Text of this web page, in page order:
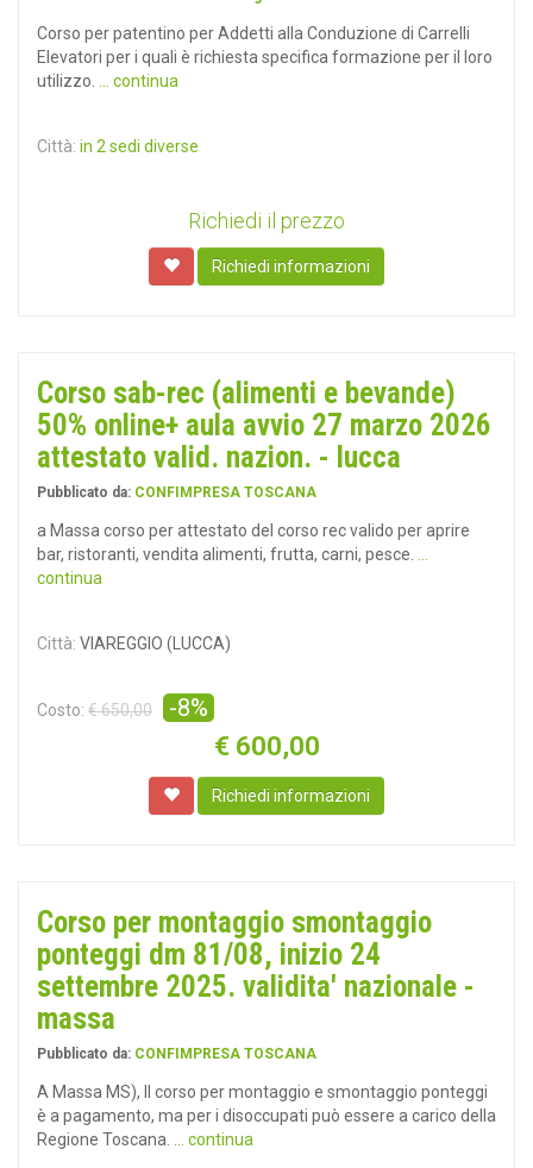
Corso per patentino per Addetti alla Conduzione di Carrelli
Elevatori per i quali è richiesta specifica formazione per il loro
utilizzo.
... continua
Città: in 2 sedi diverse
Richiedi il prezzo
Richiedi informazioni
Corso sab-rec (alimenti e bevande)
50% online+ aula avvio 27 marzo 2026
attestato valid. nazion. - lucca
Pubblicato da: CONFIMPRESA TOSCANA
a Massa corso per attestato del corso rec valido per aprire
bar, ristoranti, vendita alimenti, frutta, carni, pesce.
continua
Città: VIAREGGIO (LUCCA)
Costo: € 650,00 -8%
€ 600,00
Richiedi informazioni
Corso per montaggio smontaggio
ponteggi dm 81/08, inizio 24
settembre 2025. validita' nazionale -
massa
Pubblicato da: CONFIMPRESA TOSCANA
A Massa MS), Il corso per montaggio e smontaggio ponteggi
è a pagamento, ma per i disoccupati può essere a carico della
Regione Toscana.
... continua